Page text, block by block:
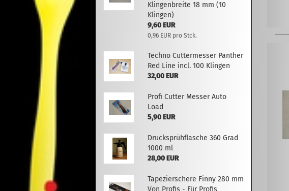
Klingenbreite 18 mm (10
Klingen)
9,60 EUR
0,96 EUR pro Stck.
Techno Cuttermesser Panther
Red Line incl. 100 Klingen
32,00 EUR
Profi Cutter Messer Auto
Load
5,90 EUR
Drucksprühflasche 360 Grad
1000 ml
28,00 EUR
Tapezierschere Finny 280 mm
Von Profis - Für Profis